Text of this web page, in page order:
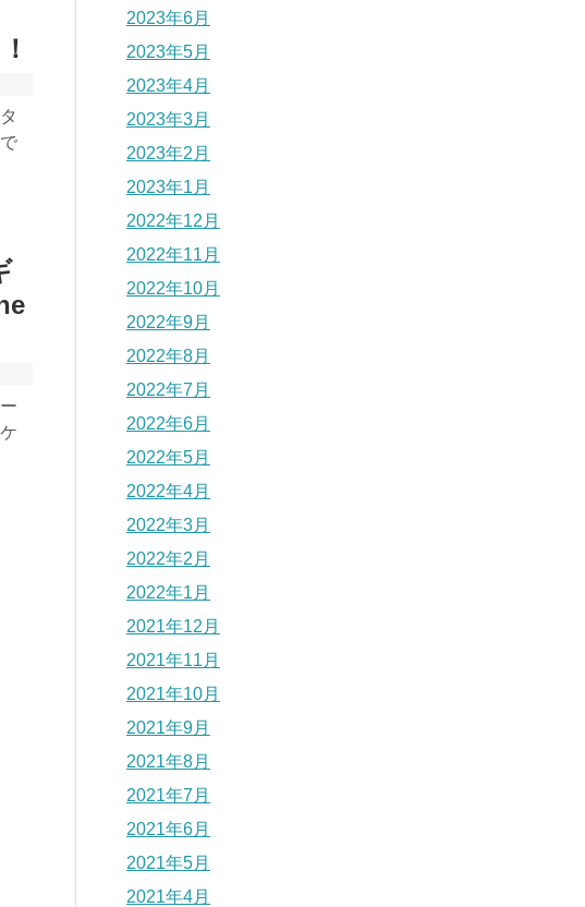
2023年6月
2023年5月
2023年4月
2023年3月
2023年2月
2023年1月
2022年12月
2022年11月
2022年10月
2022年9月
2022年8月
2022年7月
2022年6月
2022年5月
2022年4月
2022年3月
2022年2月
2022年1月
2021年12月
2021年11月
2021年10月
2021年9月
2021年8月
2021年7月
2021年6月
2021年5月
2021年4月